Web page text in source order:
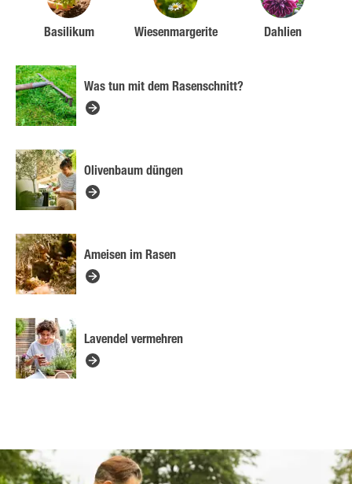
Basilikum Wiesenmargerite Dahlien
Was tun mit dem Rasenschnitt?
Olivenbaum düngen
Ameisen im Rasen
Lavendel vermehren